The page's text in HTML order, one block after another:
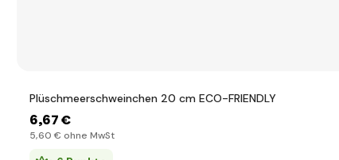
Plüschmeerschweinchen 20 cm ECO-FRIENDLY
6,67 €
5,60 € ohne MwSt